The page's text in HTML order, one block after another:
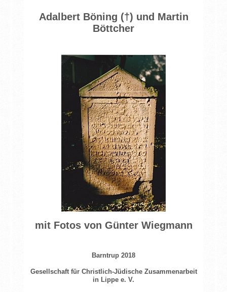
Adalbert Böning (†) und Martin
Böttcher
mit Fotos von Günter Wiegmann
Barntrup 2018
Gesellschaft für Christlich-Jüdische Zusammenarbeit
in Lippe e. V.